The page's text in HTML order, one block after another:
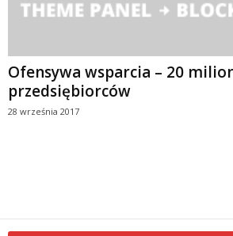
Ofensywa wsparcia – 20
przedsiębiorców
28 września 2017